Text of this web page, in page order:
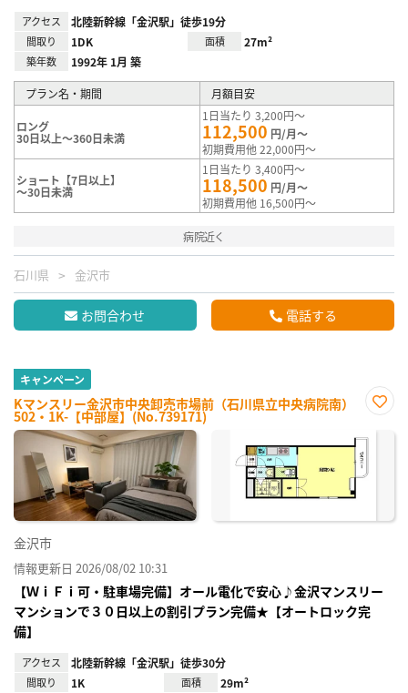
アクセス 北陸新幹線「金沢駅」徒歩19分
間取り 1DK 面積 27m²
築年数 1992年 1月 築
プラン名・期間 月額目安
ロング
30日以上～360日未満
1日当たり 3,200円～
112,500 円/月～
初期費用他 22,000円～
ショート【7日以上】
～30日未満
1日当たり 3,400円～
118,500 円/月～
初期費用他 16,500円～
病院近く
石川県 金沢市
お問合わせ 電話する
キャンペーン
Kマンスリー金沢市中央卸売市場前（石川県立中央病院南）
502・1K-【中部屋】(No.739171)
に入
金沢市
情報更新日 2026/08/02 10:31
【ＷｉＦｉ可・駐車場完備】オール電化で安心♪金沢マンスリー
マンションで３０日以上の割引プラン完備★【オートロック完
備】
アクセス 北陸新幹線「金沢駅」徒歩30分
間取り 1K 面積 29m²